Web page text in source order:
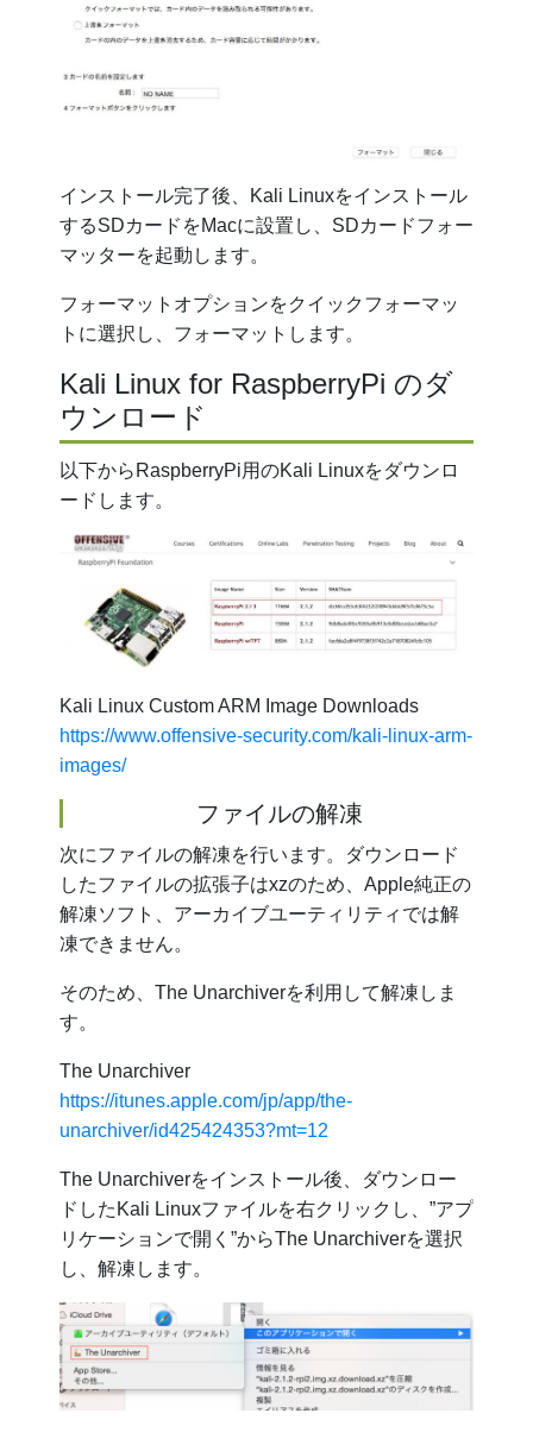
インストール完了後、Kali Linuxをインストール
するSDカードをMacに設置し、SDカードフォー
マッターを起動します。
フォーマットオプションをクイックフォーマッ
トに選択し、フォーマットします。
Kali Linux for RaspberryPi のダ
ウンロード
以下からRaspberryPi用のKali Linuxをダウンロ
ードします。
Kali Linux Custom ARM Image Downloads
https://www.offensive-security.com/kali-linux-arm-
images/
ファイルの解凍
次にファイルの解凍を行います。ダウンロード
したファイルの拡張子はxzのため、Apple純正の
解凍ソフト、アーカイブユーティリティでは解
凍できません。
そのため、The Unarchiverを利用して解凍しま
す。
The Unarchiver
https://itunes.apple.com/jp/app/the-
unarchiver/id425424353?mt=12
The Unarchiverをインストール後、ダウンロー
ドしたKali Linuxファイルを右クリックし、”アプ
リケーションで開く”からThe Unarchiverを選択
し、解凍します。